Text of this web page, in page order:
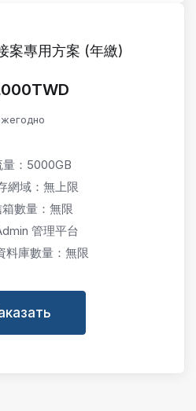
案專用方案 (年繳)
量：5000GB
網域：無上限
數量：無限
管理平台
料庫數量：無限